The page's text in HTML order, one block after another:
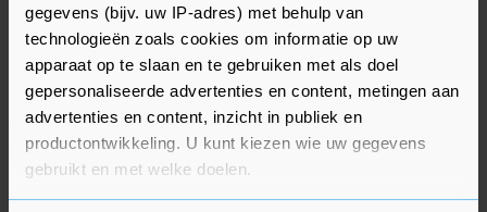
gegevens (bijv. uw IP-adres) met behulp van
technologieën zoals cookies om informatie op uw
apparaat op te slaan en te gebruiken met als doel
gepersonaliseerde advertenties en content, metingen aan
advertenties en content, inzicht in publiek en
productontwikkeling. U kunt kiezen wie uw gegevens
gebruikt en met welke doelen.